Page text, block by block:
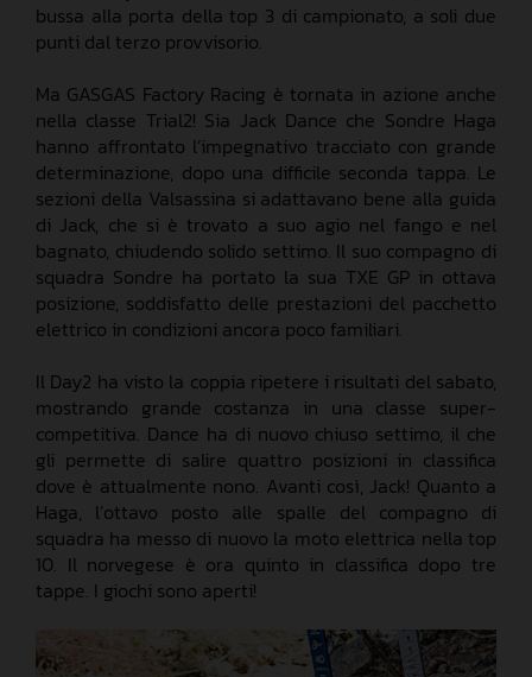
bussa alla porta della top 3 di campionato, a soli due
punti dal terzo provvisorio.
Ma GASGAS Factory Racing è tornata in azione anche
nella classe Trial2! Sia Jack Dance che Sondre Haga
hanno affrontato l’impegnativo tracciato con grande
determinazione, dopo una difficile seconda tappa. Le
sezioni della Valsassina si adattavano bene alla guida
di Jack, che si è trovato a suo agio nel fango e nel
bagnato, chiudendo solido settimo. Il suo compagno di
squadra Sondre ha portato la sua TXE GP in ottava
posizione, soddisfatto delle prestazioni del pacchetto
elettrico in condizioni ancora poco familiari.
Il Day2 ha visto la coppia ripetere i risultati del sabato,
mostrando grande costanza in una classe super-
competitiva. Dance ha di nuovo chiuso settimo, il che
gli permette di salire quattro posizioni in classifica
dove è attualmente nono. Avanti così, Jack! Quanto a
Haga, l’ottavo posto alle spalle del compagno di
squadra ha messo di nuovo la moto elettrica nella top
10. Il norvegese è ora quinto in classifica dopo tre
tappe. I giochi sono aperti!